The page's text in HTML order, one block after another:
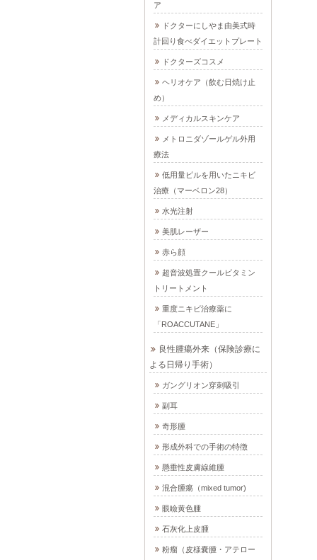
ア
ドクターにしやま由美式時
計回り食べダイエットプレート
ドクターズコスメ
ヘリオケア（飲む日焼け止
め）
メディカルスキンケア
メトロニダゾールゲル外用
療法
低用量ピルを用いたニキビ
治療（マーベロン28）
水光注射
美肌レーザー
赤ら顔
超音波処置クールビタミン
トリートメント
重度ニキビ治療薬に
「ROACCUTANE」
良性腫瘍外来（保険診療に
よる日帰り手術）
ガングリオン穿刺吸引
副耳
奇形腫
形成外科での手術の特徴
懸垂性皮膚線維腫
混合腫瘍（mixed tumor)
眼瞼黄色腫
石灰化上皮腫
粉瘤（皮様嚢腫・アテロー